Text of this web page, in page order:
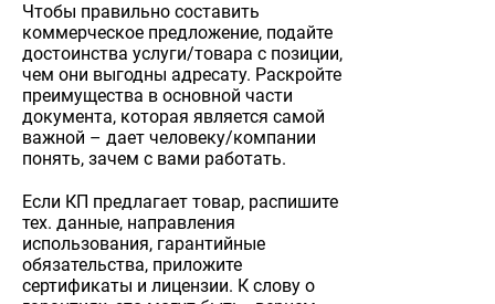
Чтобы правильно составить
коммерческое предложение, подайте
достоинства услуги/товара с позиции,
чем они выгодны адресату. Раскройте
преимущества в основной части
документа, которая является самой
важной – дает человеку/компании
понять, зачем с вами работать.
Если КП предлагает товар, распишите
тех. данные, направления
использования, гарантийные
обязательства, приложите
сертификаты и лицензии. К слову о